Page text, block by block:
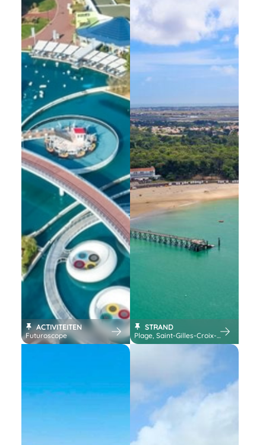
ACTIVITEITEN
Futuroscope
STRAND
Plage, Saint-Gilles-Croix-de-Vie, France